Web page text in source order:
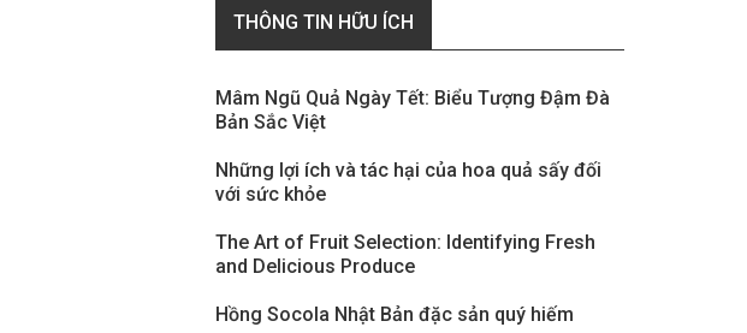
THÔNG TIN HỮU ÍCH
Mâm Ngũ Quả Ngày Tết: Biểu Tượng Đậm Đà
Bản Sắc Việt
Những lợi ích và tác hại của hoa quả sấy đối
với sức khỏe
The Art of Fruit Selection: Identifying Fresh
and Delicious Produce
Hồng Socola Nhật Bản đặc sản quý hiếm